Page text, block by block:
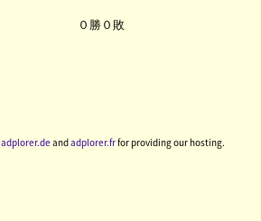
adplorer.de andadplorer.frfor providing our hosting.